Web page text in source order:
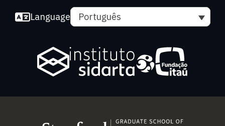
Language Português